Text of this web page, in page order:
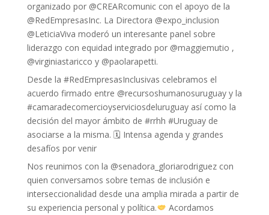
organizado por @CREARcomunic con el apoyo de la
@RedEmpresasInc. La Directora @expo_inclusion
@LeticiaViva moderó un interesante panel sobre
liderazgo con equidad integrado por @maggiemutio ,
@virginiastaricco y @paolarapetti.
Desde la #RedEmpresasInclusivas celebramos el
acuerdo firmado entre @recursoshumanosuruguay y la
#camaradecomercioyserviciosdeluruguay así como la
decisión del mayor ámbito de #rrhh #Uruguay de
asociarse a la misma. 🗓 Intensa agenda y grandes
desafíos por venir
Nos reunimos con la @senadora_gloriarodriguez con
quien conversamos sobre temas de inclusión e
interseccionalidad desde una amplia mirada a partir de
su experiencia personal y política.
Acordamos